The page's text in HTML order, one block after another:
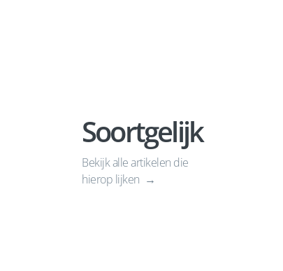
Soortgelijk
Bekijk alle artikelen die
hierop lijken